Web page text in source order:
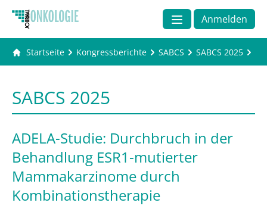
Anmelden
Startseite Kongressberichte SABCS SABCS 2025
SABCS 2025
ADELA-Studie: Durchbruch in der
Behandlung ESR1-mutierter
Mammakarzinome durch
Kombinationstherapie